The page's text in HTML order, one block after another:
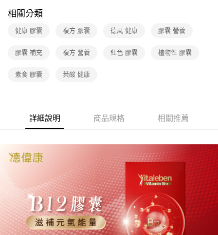
相關分類
健康 膠囊 複方 膠囊 德風 健康 膠囊 營養
膠囊 補充 複方 營養 紅色 膠囊 植物性 膠囊
素食 膠囊 葉酸 健康
詳細說明 商品規格 相關推薦